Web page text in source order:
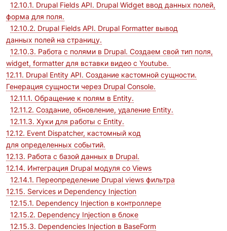
12.10.1. Drupal Fields API. Drupal Widget ввод данных полей,
форма для поля.
12.10.2. Drupal Fields API. Drupal Formatter вывод
данных полей на страницу.
12.10.3. Работа с полями в Drupal. Создаем свой тип поля,
widget, formatter для вставки видео с Youtube.
12.11. Drupal Entity API. Создание кастомной сущности.
Генерация сущности через Drupal Console.
12.11.1. Обращение к полям в Entity.
12.11.2. Создание, обновление, удаление Entity.
12.11.3. Хуки для работы с Entity.
12.12. Event Dispatcher, кастомный код
для определенных событий.
12.13. Работа с базой данных в Drupal.
12.14. Интеграция Drupal модуля со Views
12.14.1. Переопределение Drupal views фильтра
12.15. Services и Dependency Injection
12.15.1. Dependency Injection в контроллере
12.15.2. Dependency Injection в блоке
12.15.3. Dependencies Injection в BaseForm